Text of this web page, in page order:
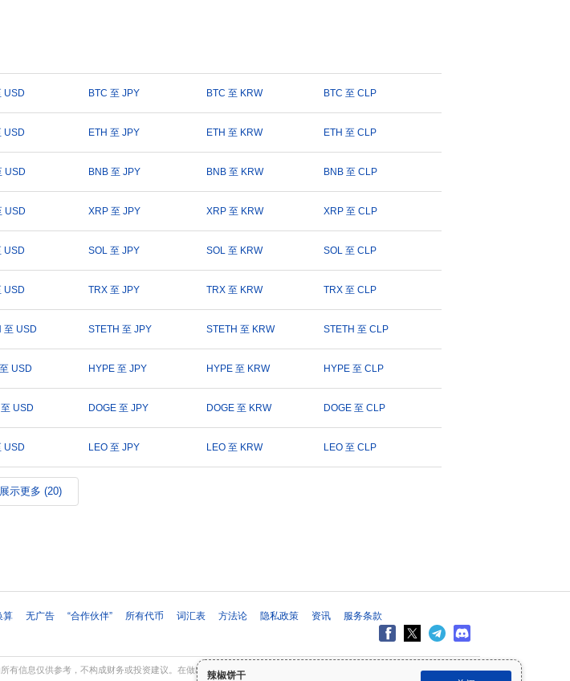
辣椒饼干
USD BTC 至 JPY BTC 至 KRW BTC 至 CLP
USD ETH 至 JPY ETH 至 KRW ETH 至 CLP
USD BNB 至 JPY BNB 至 KRW BNB 至 CLP
USD XRP 至 JPY XRP 至 KRW XRP 至 CLP
USD SOL 至 JPY SOL 至 KRW SOL 至 CLP
USD TRX 至 JPY TRX 至 KRW TRX 至 CLP
至 USD STETH 至 JPY STETH 至 KRW STETH 至 CLP
USD HYPE 至 JPY HYPE 至 KRW HYPE 至 CLP
USD DOGE 至 JPY DOGE 至 KRW DOGE 至 CLP
USD LEO 至 JPY LEO 至 KRW LEO 至 CLP
展示更多 (20)
算 无广告 “合作伙伴” 所有代币 词汇表 方法论 隐私政策 资讯 服务条款
有信息仅供参考，不构成财务或投资建议。在做出投资决策之前，请始终进行自己的研究（DYOR）并咨询合格的财务顾